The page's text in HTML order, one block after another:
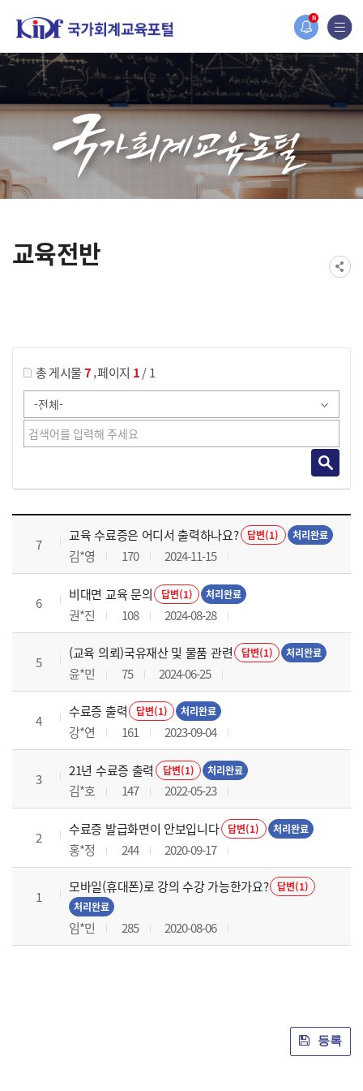
N
홈페이지가 새롭게 개편되었습니다.
한국조세재정연구원홈페이지가 새롭게 개설되었습니다.
교육전반
총 게시물7,페이지 1/ 1
교육전반 목록 으로 번호, 제목, 작성자, 조회수, 등록 일로 나열 되고 있습니다.
7
교육 수료증은 어디서 출력하나요? 답변(1) 처리완료
김*영 170 2024-11-15
6
비대면 교육 문의 답변(1) 처리완료
권*진 108 2024-08-28
5
(교육 의뢰)국유재산 및 물품 관련 답변(1) 처리완료
윤*민 75 2024-06-25
4
수료증 출력 답변(1) 처리완료
강*연 161 2023-09-04
3
21년 수료증 출력 답변(1) 처리완료
김*호 147 2022-05-23
2
수료증 발급화면이 안보입니다 답변(1) 처리완료
홍*정 244 2020-09-17
1
모바일(휴대폰)로 강의 수강 가능한가요?
답변(1)
처리완료
임*민 285 2020-08-06
등록